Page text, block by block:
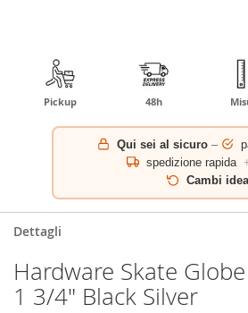
Pickup 48h
Qui sei al sicuro –
spedizione rapida
Cambi
Dettagli
Hardware Skate
1 3/4" Black Silver